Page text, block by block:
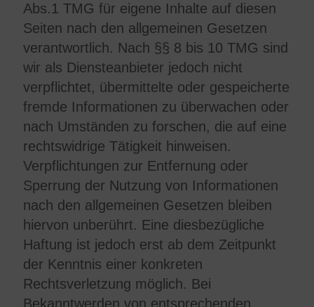
Abs.1 TMG für eigene Inhalte auf diesen
Seiten nach den allgemeinen Gesetzen
verantwortlich. Nach §§ 8 bis 10 TMG sind
wir als Diensteanbieter jedoch nicht
verpflichtet, übermittelte oder gespeicherte
fremde Informationen zu überwachen oder
nach Umständen zu forschen, die auf eine
rechtswidrige Tätigkeit hinweisen.
Verpflichtungen zur Entfernung oder
Sperrung der Nutzung von Informationen
nach den allgemeinen Gesetzen bleiben
hiervon unberührt. Eine diesbezügliche
Haftung ist jedoch erst ab dem Zeitpunkt
der Kenntnis einer konkreten
Rechtsverletzung möglich. Bei
Bekanntwerden von entsprechenden